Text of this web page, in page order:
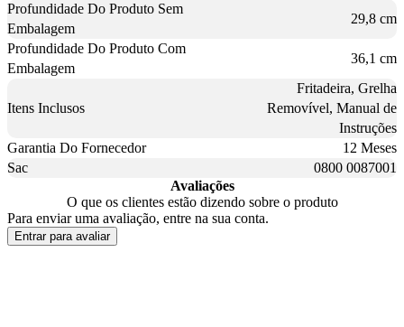
Profundidade Do Produto Sem
Embalagem
29,8 cm
Profundidade Do Produto Com
Embalagem
36,1 cm
Itens Inclusos
Fritadeira, Grelha
Removível, Manual de
Instruções
Garantia Do Fornecedor
12 Meses
Sac
0800 0087001
Avaliações
O que os clientes estão dizendo sobre o produto
Para enviar uma avaliação, entre na sua conta.
Entrar para avaliar